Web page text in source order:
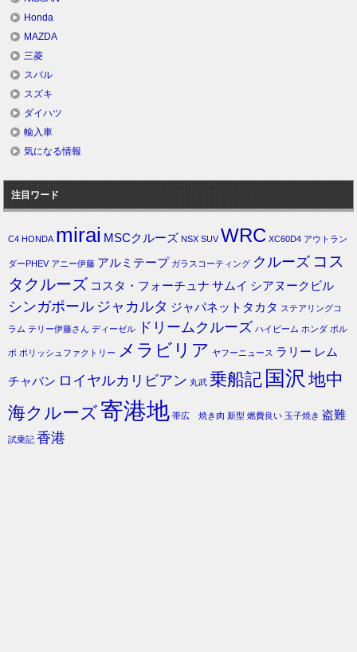
Honda
MAZDA
三菱
スバル
スズキ
ダイハツ
輸入車
気になる情報
注目ワード
C4 HONDA mirai MSCクルーズ NSX SUV WRC XC60D4 アウトラン
ダーPHEV アニー伊藤 アルミテープ ガラスコーティング クルーズ コス
タクルーズ コスタ・フォーチュナ サムイ シアヌークビル
シンガポール ジャカルタ ジャパネットタカタ ステアリングコ
ラム テリー伊藤さん ディーゼル ドリームクルーズ ハイビーム ホンダ ボル
ボ ポリッシュファクトリー メラビリア ヤフーニュース ラリー レム
チャバン ロイヤルカリビアン 丸武 乗船記 国沢 地中
海クルーズ寄港地 帯広 焼き肉 新型 燃費良い 玉子焼き 盗難
試乗記 香港